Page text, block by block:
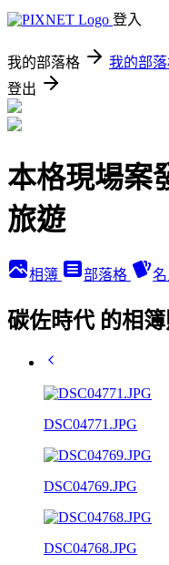
登入
我的部落格 我的部
登出
本格現場案
旅遊
相簿 部落格 名
碳佐時代 的相簿
DSC04771.JPG
DSC04769.JPG
DSC04768.JPG